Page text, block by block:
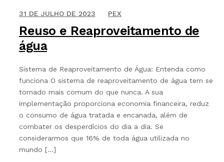
30 DE NOVEMBRO DE 2021
31 DE JULHO DE 2023 PEX
Reuso e Reaproveitamento de
água
Sistema de Reaproveitamento de Água: Entenda como
funciona O sistema de reaproveitamento de água tem se
tornado mais comum do que nunca. A sua
implementação proporciona economia financeira, reduz
o consumo de água tratada e encanada, além de
combater os desperdícios do dia a dia. Se
considerarmos que 16% de toda água utilizada no
mundo […]